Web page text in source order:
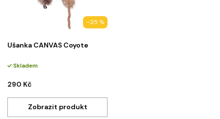
–25 %
Ušanka CANVAS Coyote
Skladem
290 Kč